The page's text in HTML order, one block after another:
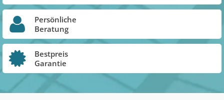
Persönliche
Beratung
Bestpreis
Garantie